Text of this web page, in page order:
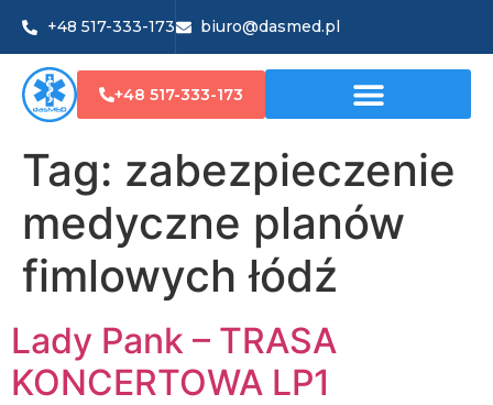
+48 517-333-173 biuro@dasmed.pl
+48 517-333-173
Tag: zabezpieczenie
medyczne planów
fimlowych łódź
Lady Pank – TRASA
KONCERTOWA LP1